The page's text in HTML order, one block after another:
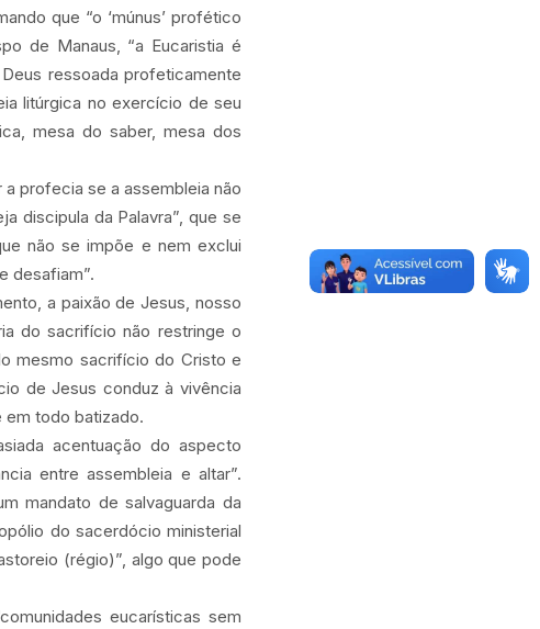
que “o ‘múnus’ profético
de Manaus, “a Eucaristia é
ressoada profeticamente
litúrgica no exercício de seu
mesa do saber, mesa dos
profecia se a assembleia não
discipula da Palavra”, que se
não se impõe e nem exclui
desafiam”.
a paixão de Jesus, nosso
do sacrifício não restringe o
mesmo sacrifício do Cristo e
de Jesus conduz à vivência
em todo batizado.
acentuação do aspecto
entre assembleia e altar”.
mandato de salvaguarda da
do sacerdócio ministerial
(régio)”, algo que pode
eucarísticas sem